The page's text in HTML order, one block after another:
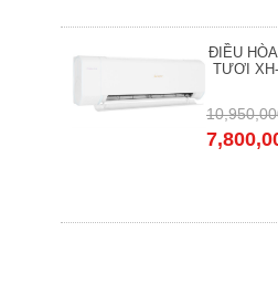
ĐIỀU
TƯƠI